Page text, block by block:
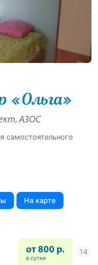
«Ольга»
АЗОС
самостоятельного
На карте
от 800 р.
в сутки